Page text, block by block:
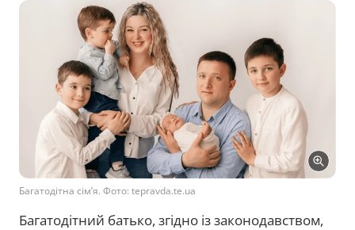
Багатодітна сім’я. Фото: tepravda.te.ua
Багатодітний батько, згідно із законодавством,